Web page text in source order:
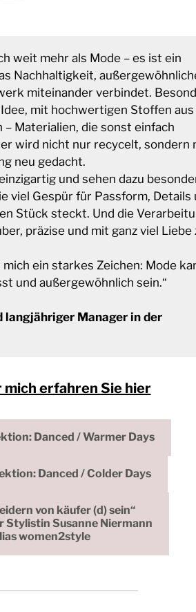
weit mehr als Mode – es ist ein
Nachhaltigkeit,
miteinander verbindet.
mit hochwertigen Stoffen aus
Materialien, die sonst einfach
wird nicht nur recycelt, sondern
neu gedacht.
und sehen dazu
viel Gespür für Passform, Details
Stück steckt. Und die
präzise und mit ganz viel Liebe
ein starkes Zeichen: Mode
und außergewöhnlich sein.“
langjähriger Manager in der
mich erfahren Sie hier
Danced / Warmer Days
Danced / Colder Days
von käufer (d) sein“
Stylistin Susanne Niermann
women2style